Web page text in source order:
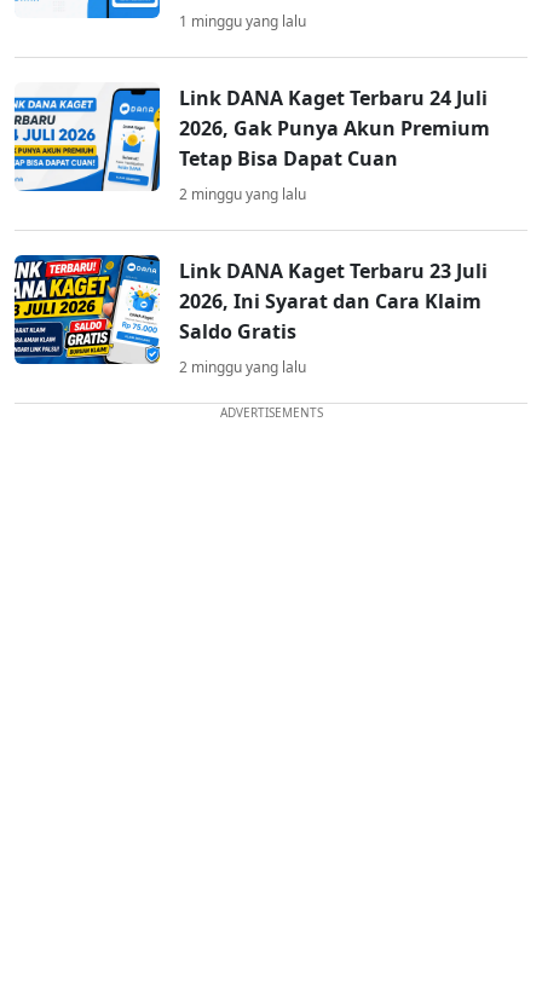
1 minggu yang lalu
Link DANA Kaget Terbaru 24 Juli
2026, Gak Punya Akun Premium
Tetap Bisa Dapat Cuan
2 minggu yang lalu
Link DANA Kaget Terbaru 23 Juli
2026, Ini Syarat dan Cara Klaim
Saldo Gratis
2 minggu yang lalu
ADVERTISEMENTS